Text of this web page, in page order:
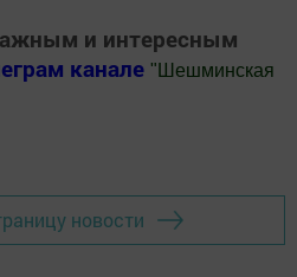
и интересным
канале " Шешминская
новости